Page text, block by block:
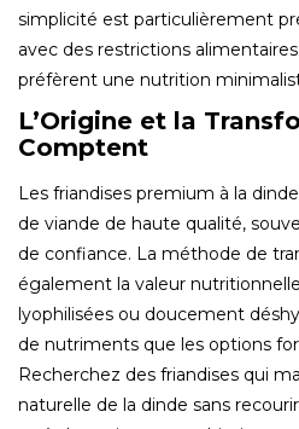
simplicité est particulièrement
avec des restrictions
préfèrent une nutrition
L’Origine et la
Comptent
Les friandises premium à la
de viande de haute qualité,
de confiance. La méthode de
également la valeur
lyophilisées ou doucement
de nutriments que les options
Recherchez des friandises qui
naturelle de la dinde sans